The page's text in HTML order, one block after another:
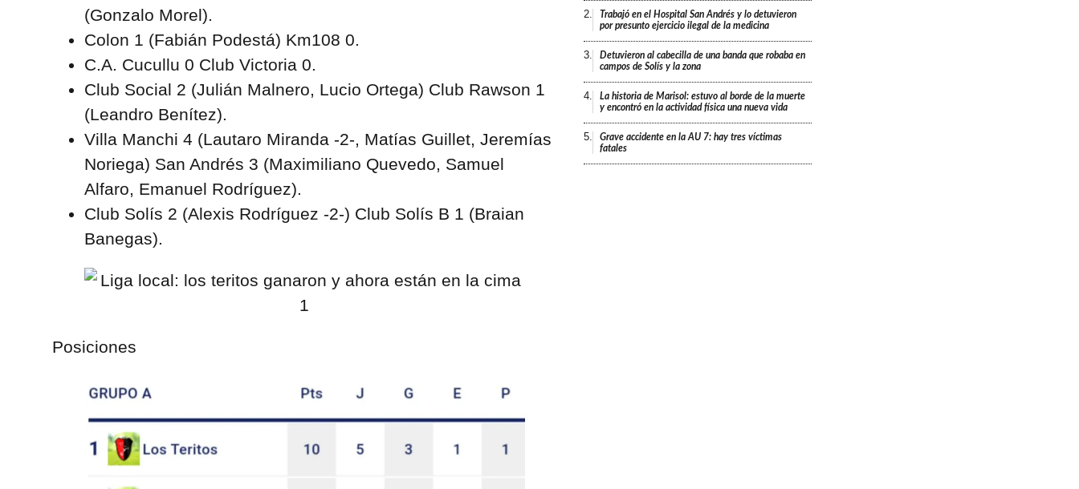
(Gonzalo Morel).
Colon 1 (Fabián Podestá) Km108 0.
C.A. Cucullu 0 Club Victoria 0.
Club Social 2 (Julián Malnero, Lucio Ortega) Club Rawson 1
(Leandro Benítez).
Villa Manchi 4 (Lautaro Miranda -2-, Matías Guillet, Jeremías
Noriega) San Andrés 3 (Maximiliano Quevedo, Samuel
Alfaro, Emanuel Rodríguez).
Club Solís 2 (Alexis Rodríguez -2-) Club Solís B 1 (Braian
Banegas).
Posiciones
2.
Trabajó en el Hospital San Andrés y lo detuvieron
por presunto ejercicio ilegal de la medicina
3.
Detuvieron al cabecilla de una banda que robaba en
campos de Solís y la zona
4.
La historia de Marisol: estuvo al borde de la muerte
y encontró en la actividad física una nueva vida
5.
Grave accidente en la AU 7: hay tres víctimas
fatales